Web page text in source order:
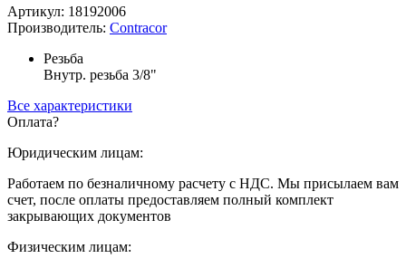
Артикул: 18192006
Производитель: Contracor
Резьба
Внутр. резьба 3/8"
Все характеристики
Оплата?
Юридическим лицам:
Работаем по безналичному расчету с НДС. Мы присылаем вам
счет, после оплаты предоставляем полный комплект
закрывающих документов
Физическим лицам: